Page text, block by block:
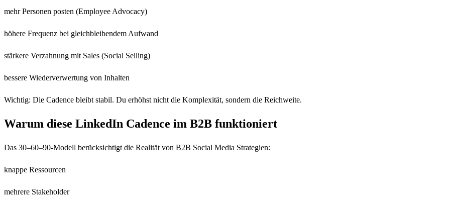
mehr Personen posten (Employee Advocacy)
höhere Frequenz bei gleichbleibendem Aufwand
stärkere Verzahnung mit Sales (Social Selling)
bessere Wiederverwertung von Inhalten
Wichtig: Die Cadence bleibt stabil. Du erhöhst nicht die Komplexität, sondern die Reichweite.
Warum diese LinkedIn Cadence im B2B funktioniert
Das 30–60–90-Modell berücksichtigt die Realität von B2B Social Media Strategien:
knappe Ressourcen
mehrere Stakeholder